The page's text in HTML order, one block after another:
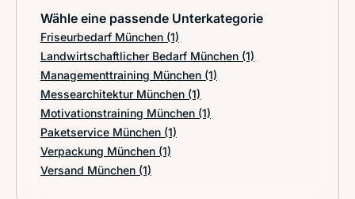
Wähle eine passende Unterkategorie
Friseurbedarf München (1)
Landwirtschaftlicher Bedarf München (1)
Managementtraining München (1)
Messearchitektur München (1)
Motivationstraining München (1)
Paketservice München (1)
Verpackung München (1)
Versand München (1)